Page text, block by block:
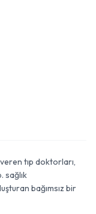
tıp doktorları,
sağlık
bağımsız bir